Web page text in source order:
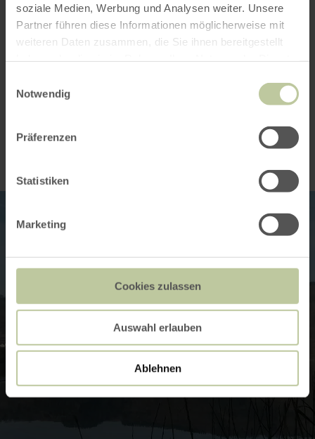
soziale Medien, Werbung und Analysen weiter. Unsere
Partner führen diese Informationen möglicherweise mit
weiteren Daten zusammen, die Sie ihnen bereitgestellt
Notwendig
Präferenzen
Statistiken
Marketing
Cookies zulassen
Auswahl erlauben
Ablehnen
zu bieten, so auch die Basaltsäulen. Über die
Germanenbrücke führt uns der Weg immer an
zurück nach Meerfeld.
Impressionen